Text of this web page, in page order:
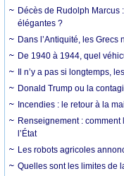
Décès de Rudolph Marcus
élégantes ?
Dans l’Antiquité, les Grecs
De 1940 à 1944, quel
Il n’y a pas si longtemps,
Donald Trump ou la
Incendies : le retour à la
Renseignement :
l’État
Les robots agricoles
Quelles sont les limites de